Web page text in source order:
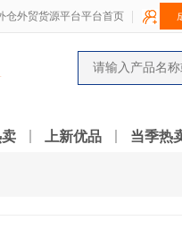
仓外贸货源平台平台首页
上新优品 当季热